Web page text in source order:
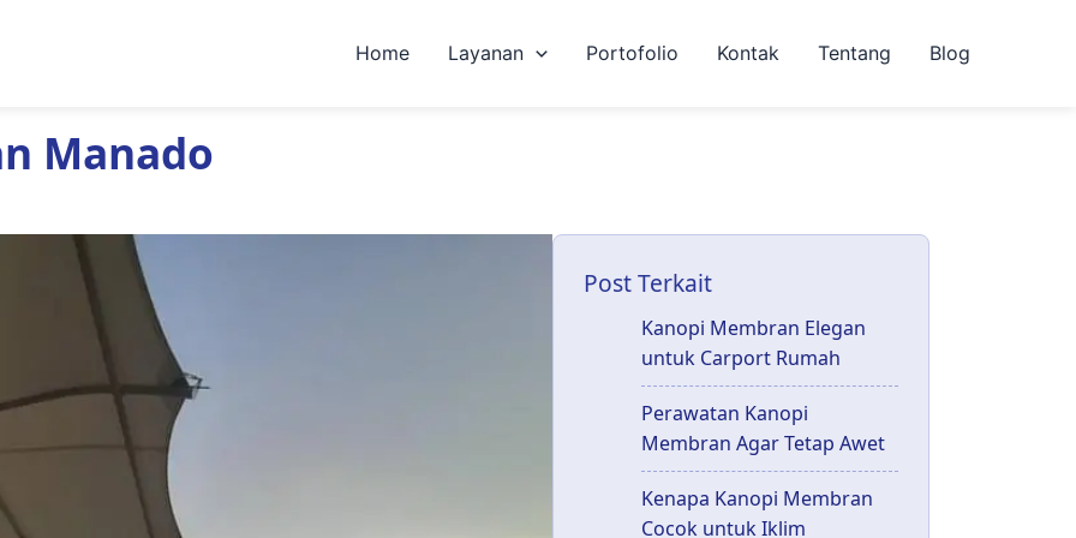
Home Layanan Portofolio Kontak Tentang Blog
Manado
Post Terkait
Kanopi Membran Elegan
untuk Carport Rumah
Perawatan Kanopi
Membran Agar Tetap Awet
Kenapa Kanopi Membran
Cocok untuk Iklim